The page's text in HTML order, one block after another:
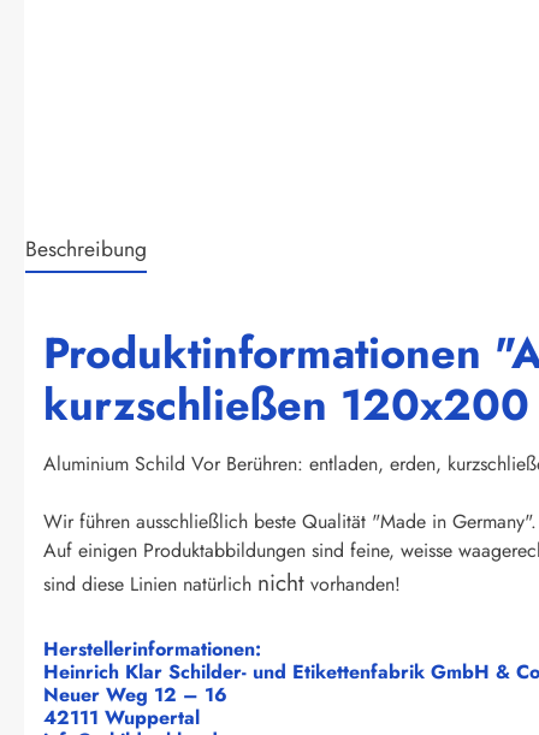
Beschreibung
Produktinformationen
kurzschließen
Aluminium Schild Vor Berühren: entladen, erden,
Wir führen ausschließlich beste Qualität "Made in
Auf einigen Produktabbildungen sind feine, weisse
sind diese Linien natürlich nicht vorhanden!
Herstellerinformationen:
Heinrich Klar Schilder- und Etikettenfabrik GmbH &
Neuer Weg 12 – 16
42111 Wuppertal